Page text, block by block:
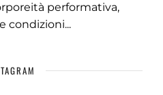
performativa,
condizioni...